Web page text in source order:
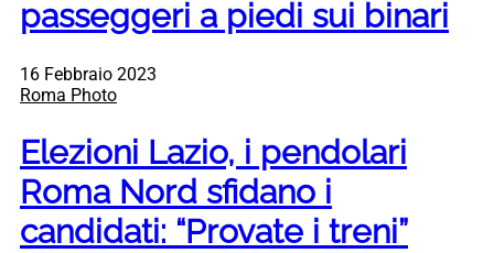
passeggeri a piedi sui binari
16 Febbraio 2023
Roma Photo
Elezioni Lazio, i pendolari
Roma Nord sfidano i
candidati: “Provate i treni”